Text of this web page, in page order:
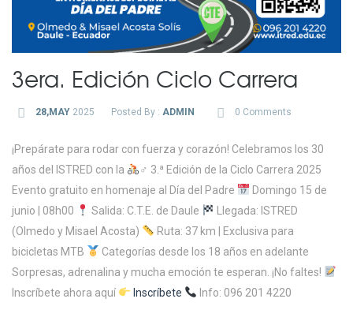
3era. Edición Ciclo Carrera
28,MAY2025 Posted By : ADMIN 0 Comments
¡Prepárate para rodar con fuerza y corazón! Celebramos los 30
años del ISTRED con la
‍♂ 3.ª Edición de la Ciclo Carrera 2025
Evento gratuito en homenaje al Día del Padre
Domingo 15 de
junio | 08h00
Salida: C.T.E. de Daule
Llegada: ISTRED
(Olmedo y Misael Acosta)
Ruta: 37 km | Exclusiva para
bicicletas MTB
Categorías desde los 18 años en adelante
Sorpresas, adrenalina y mucha emoción te esperan. ¡No faltes!
Inscríbete ahora aquí
Inscríbete Info: 096 201 4220